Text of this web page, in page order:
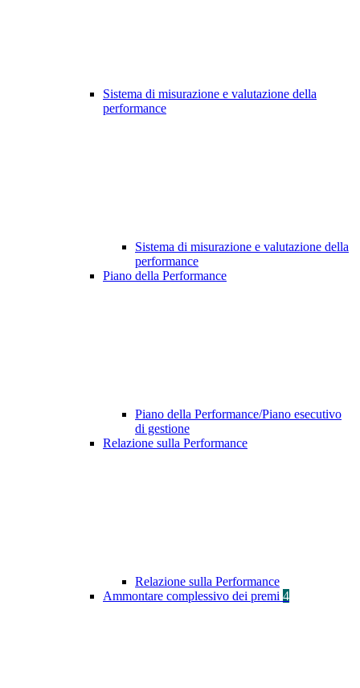
Sistema di misurazione e valutazione della
performance
Sistema di misurazione e valutazione della
performance
Piano della Performance
Piano della Performance/Piano esecutivo
di gestione
Relazione sulla Performance
Relazione sulla Performance
Ammontare complessivo dei premi 4